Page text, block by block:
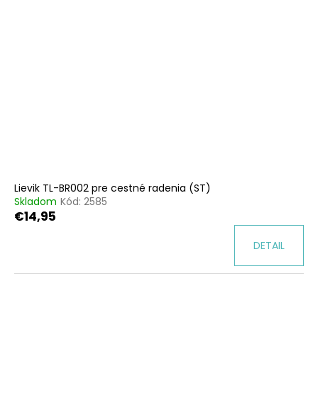
Lievik TL-BR002 pre cestné radenia (ST)
Skladom Kód: 2585
€14,95
DETAIL